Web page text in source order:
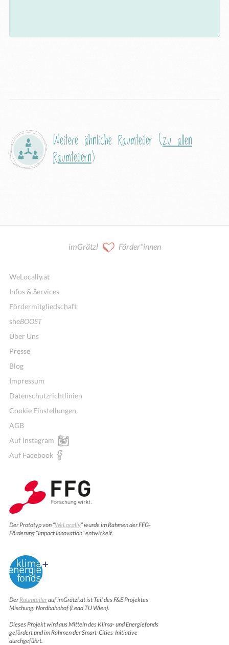
Weitere ähnliche Raumteiler (zu allen
Raumteilern)
imGrätzl Förder*innen
WeLocally.at
Infos & Services
Fördermitgliedschaft
sheBOOST
Über Uns
Presse
Blog
Impressum
Datenschutzrichtlinien
Cookie Einstellungen
AGB
Auf Instagram
Auf Facebook
Der Prototyp von “WeLocally” wurde im Rahmen der FFG-
Förderung “Impact Innovation” entwickelt.
DerRaumteilerauf imGrätzl.at ist Teil des F&E Projektes
Mischung: Nordbahnhof (Lead TU Wien).
Dieses Projekt wird aus Mitteln des Klima- und Energiefonds
gefördert und im Rahmen der Smart-Cities-Initiative
durchgeführt.